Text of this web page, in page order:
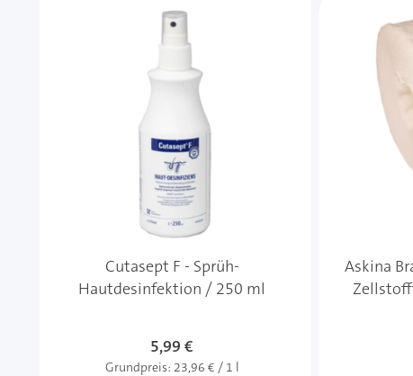
Cutasept F - Sprüh-
Hautdesinfektion / 250 ml
5,99 €
Grundpreis: 23,96 € / 1 l
Askina